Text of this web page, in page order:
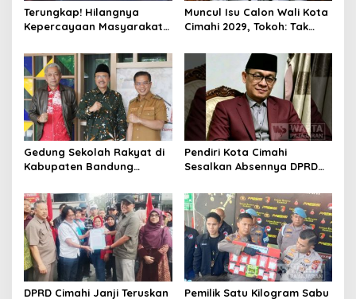
Terungkap! Hilangnya
Kepercayaan Masyarakat
Rebranding RSUD Cibabat
Muncul Isu Calon Wali Kota
Cimahi 2029, Tokoh: Tak
Legitimasi Parpol
Gedung Sekolah Rakyat di
Kabupaten Bandung
Siap Tampung Dua Ribu
Siswa
Pendiri Kota Cimahi
Sesalkan Absennya DPRD
Rebranding RSUD Cibabat
DPRD Cimahi Janji Teruskan Pemilik Satu Kilogram Sabu